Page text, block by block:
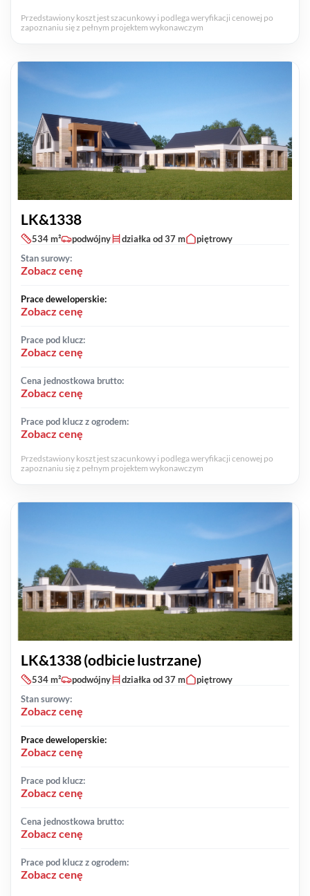
Przedstawiony koszt jest szacunkowy i podlega weryfikacji cenowej po
zapoznaniu się z pełnym projektem wykonawczym
LK&1338
534 m² podwójny działka od 37 m
piętrowy
Stan surowy:
Zobacz cenę
Prace deweloperskie:
Zobacz cenę
Prace pod klucz:
Zobacz cenę
Cena jednostkowa brutto:
Zobacz cenę
Prace pod klucz z ogrodem:
Zobacz cenę
Przedstawiony koszt jest szacunkowy i podlega weryfikacji cenowej po
zapoznaniu się z pełnym projektem wykonawczym
LK&1338 (odbicie lustrzane)
534 m² podwójny działka od 37 m
piętrowy
Stan surowy:
Zobacz cenę
Prace deweloperskie:
Zobacz cenę
Prace pod klucz:
Zobacz cenę
Cena jednostkowa brutto:
Zobacz cenę
Prace pod klucz z ogrodem:
Zobacz cenę